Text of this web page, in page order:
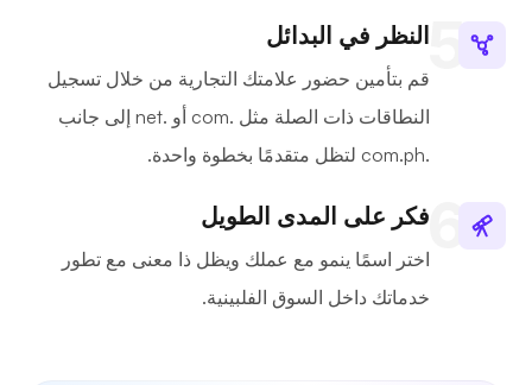
النظر في البدائل
قم بتأمين حضور علامتك التجارية من خلال تسجيل
النطاقات ذات الصلة مثل .com أو .net إلى جانب
.com.ph لتظل متقدمًا بخطوة واحدة.
فكر على المدى الطويل
اختر اسمًا ينمو مع عملك ويظل ذا معنى مع تطور
خدماتك داخل السوق الفلبينية.